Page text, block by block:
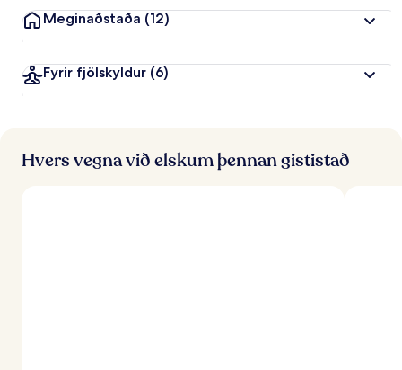
Meginaðstaða (12)
Fyrir fjölskyldur (6)
Hvers vegna við elskum þennan gististað